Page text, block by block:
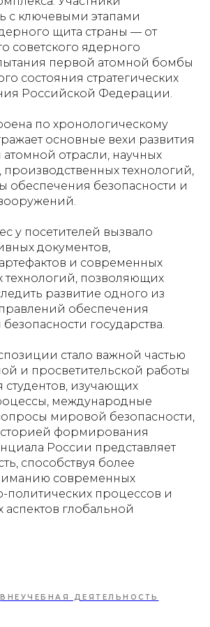
с ключевыми этапами
щита страны — от
советского ядерного
первой атомной бомбы
состояния стратегических
Российской Федерации.
по хронологическому
основные вехи развития
атомной отрасли, научных
технологий,
обеспечения безопасности и
у посетителей вызвало
документов,
и современных
технологий, позволяющих
развитие одного из
обеспечения
государства.
стало важной частью
и просветительской работы
студентов, изучающих
международные
мировой безопасности,
формирования
России представляет
способствуя более
современных
процессов и
аспектов глобальной
ВНЕУЧЕБНАЯ ДЕЯТЕЛЬНОСТЬ